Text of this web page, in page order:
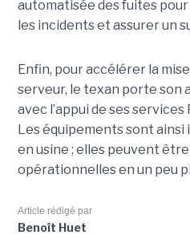
automatisée des fuites
les incidents et assurer un
Enfin, pour accélérer la
serveur, le texan porte son
avec l’appui de ses services
Les équipements sont
en usine ; elles peuvent
opérationnelles en un peu
Article rédigé par
Benoît Huet